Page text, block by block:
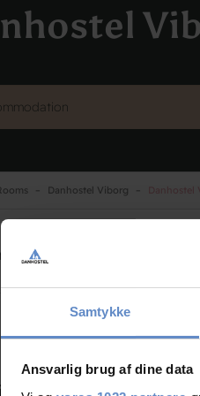
Samtykke
Ansvarlig brug af dine data
Danhostel Viborg
facilities